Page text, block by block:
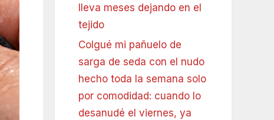
lleva meses dejando en el
tejido
Colgué mi pañuelo de
sarga de seda con el nudo
hecho toda la semana solo
por comodidad: cuando lo
desanudé el viernes, ya